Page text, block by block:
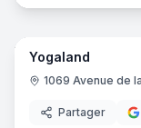
Activité sportive
Yogaland
1069 Avenue de
Partager